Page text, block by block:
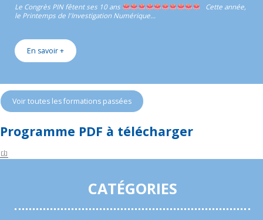
Le Congrès PIN fêtent ses 10 ans
Cette année,
le Printemps de l'Investigation Numérique…
En savoir +
Voir toutes les formations passées
Programme PDF à télécharger
CATÉGORIES